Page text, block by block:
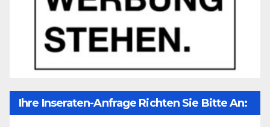
Ihre Inseraten-Anfrage Richten Sie Bitte An: